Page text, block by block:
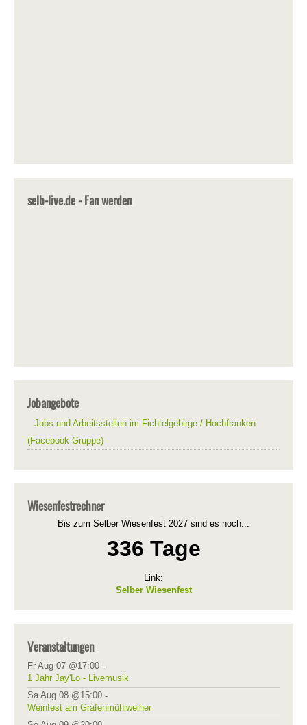
selb-live.de - Fan werden
Jobangebote
Jobs und Arbeitsstellen im Fichtelgebirge / Hochfranken
(Facebook-Gruppe)
Wiesenfestrechner
Bis zum Selber Wiesenfest 2027 sind es noch...
336 Tage
Link:
Selber Wiesenfest
Veranstaltungen
Fr Aug 07 @17:00 -
1 Jahr Jay'Lo - Livemusik
Sa Aug 08 @15:00 -
Weinfest am Grafenmühlweiher